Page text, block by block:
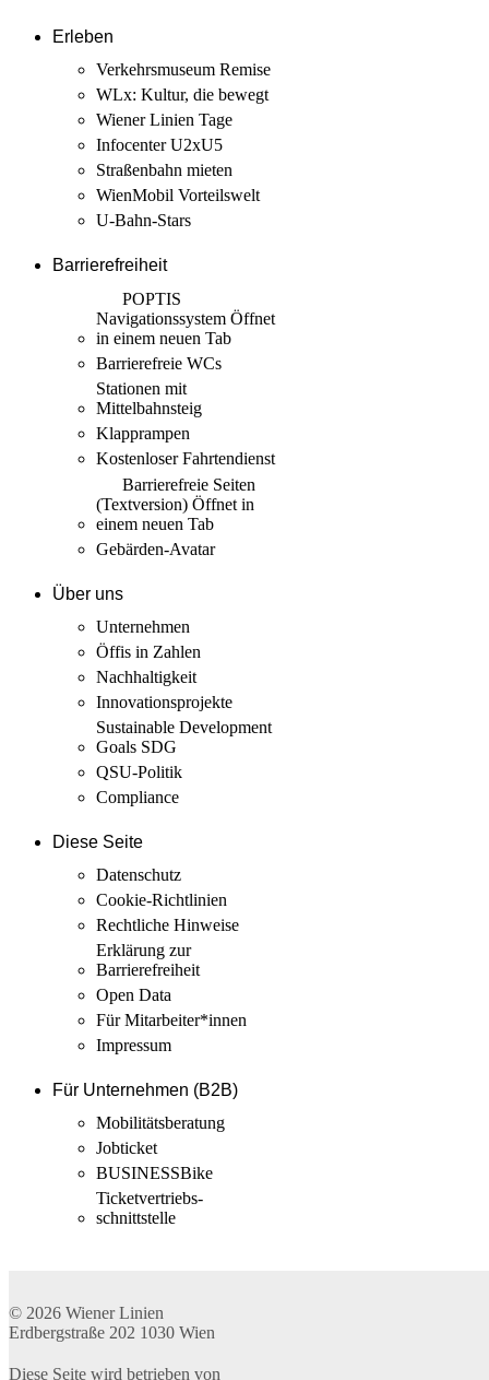
Erleben
Verkehrsmuseum Remise
WLx: Kultur, die bewegt
Wiener Linien Tage
Infocenter U2xU5
Straßenbahn mieten
WienMobil Vorteilswelt
U-Bahn-Stars
Barrierefreiheit
POPTIS
Navigationssystem Öffnet
in einem neuen Tab
Barrierefreie WCs
Stationen mit
Mittelbahnsteig
Klapprampen
Kostenloser Fahrtendienst
Barrierefreie Seiten
(Textversion) Öffnet in
einem neuen Tab
Gebärden-Avatar
Über uns
Unternehmen
Öffis in Zahlen
Nachhaltigkeit
Innovations­projekte
Sustainable Development
Goals SDG
QSU-Politik
Compliance
Diese Seite
Datenschutz
Cookie-Richtlinien
Rechtliche Hinweise
Erklärung zur
Barrierefreiheit
Open Data
Für Mitarbeiter­*innen
Impressum
Für Unternehmen (B2B)
Mobilitäts­beratung
Jobticket
BUSINESSBike
Ticketvertriebs­
schnittstelle
© 2026 Wiener Linien
Erdbergstraße 202 1030 Wien
Diese Seite wird betrieben von